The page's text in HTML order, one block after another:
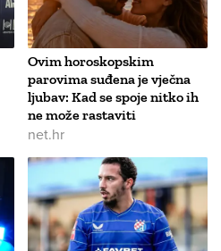
Ovim horoskopskim
parovima suđena je vječna
ljubav: Kad se spoje nitko ih
ne može rastaviti
net.hr